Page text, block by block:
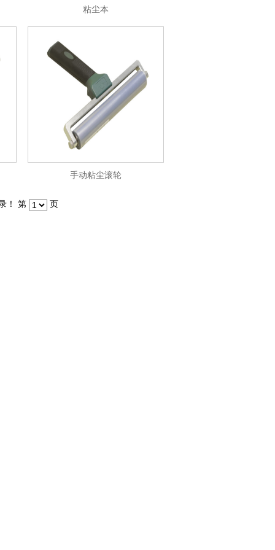
粘尘本
手动粘尘滚轮
！ 第 页